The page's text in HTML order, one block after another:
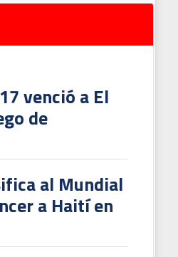
venció a El
de
al Mundial
a Haití en